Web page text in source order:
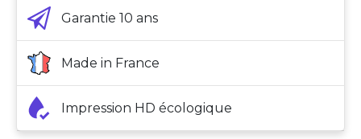
Garantie 10 ans
Made in France
Impression HD écologique